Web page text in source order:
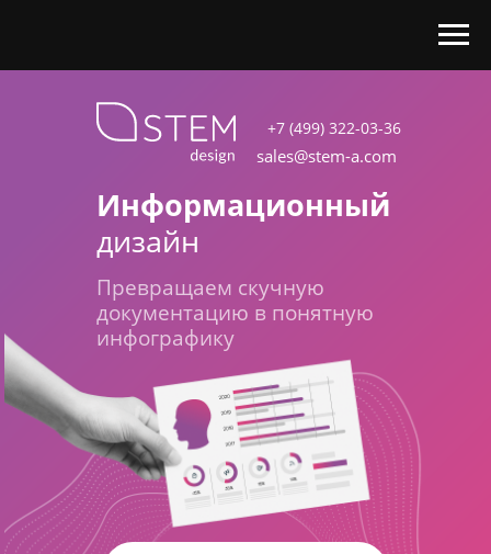
Информационный
дизайн
Превращаем скучную
документацию в понятную
инфографику
+7 (499) 322-03-36
sales@stem-a.com